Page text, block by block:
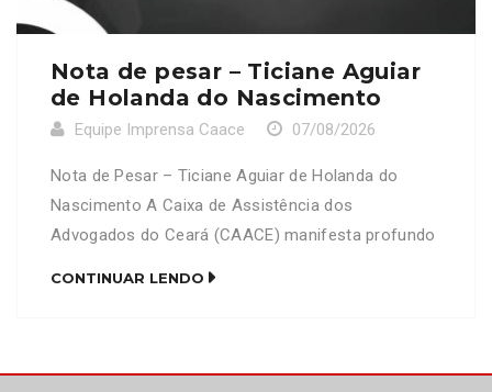
Nota de pesar – Ticiane Aguiar
de Holanda do Nascimento
Equipe Imprensa Caace 07/08/2026
Nota de Pesar – Ticiane Aguiar de Holanda do
Nascimento A Caixa de Assistência dos
Advogados do Ceará (CAACE) manifesta profundo
CONTINUAR LENDO